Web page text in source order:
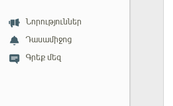
Նորություններ
Դասամիջոց
Գրեք մեզ